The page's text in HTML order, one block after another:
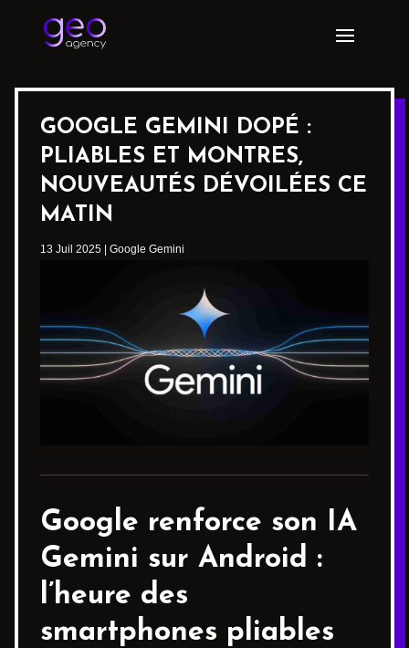
GOOGLE GEMINI DOPÉ :
PLIABLES ET MONTRES,
NOUVEAUTÉS DÉVOILÉES CE
MATIN
13 Juil 2025 Google Gemini
Google renforce son IA
Gemini sur Android :
l’heure des
smartphones pliables